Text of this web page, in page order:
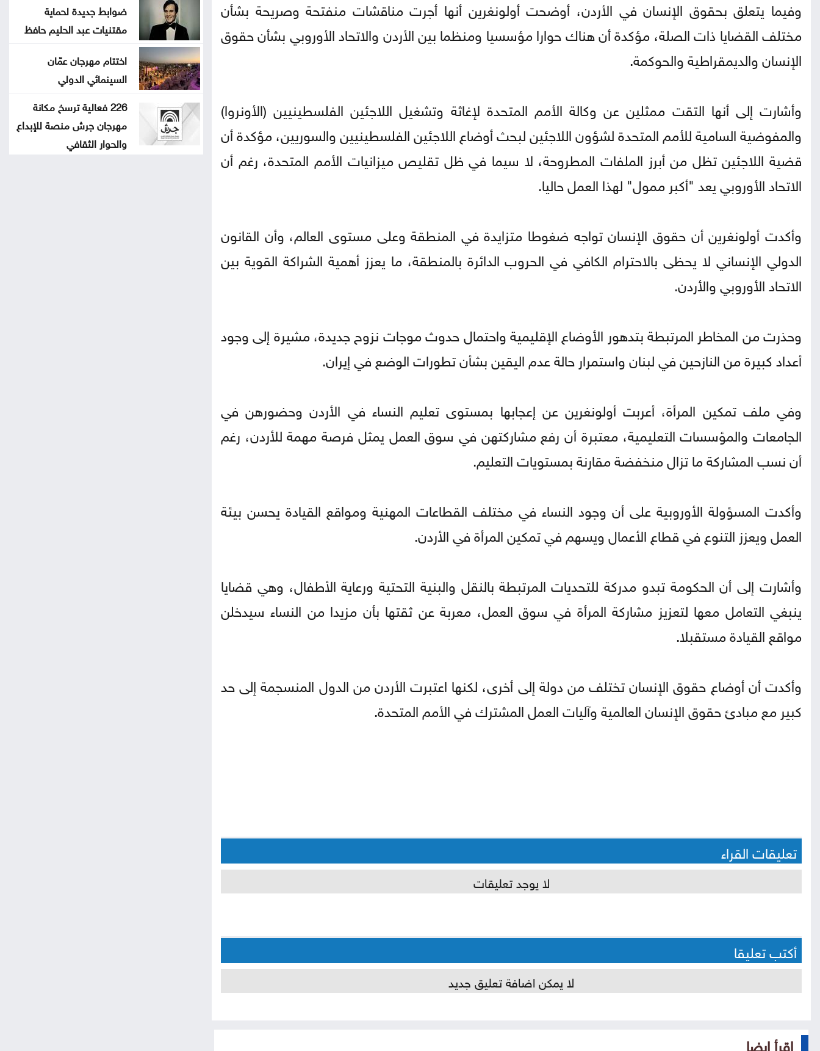
وفيما يتعلق بحقوق الإنسان في الأردن، أوضحت أولونغرين أنها أجرت مناقشات منفتحة وصريحة بشأن
مختلف القضايا ذات الصلة، مؤكدة أن هناك حوارا مؤسسيا ومنظما بين الأردن والاتحاد الأوروبي بشأن حقوق
الإنسان والديمقراطية والحوكمة.
وأشارت إلى أنها التقت ممثلين عن وكالة الأمم المتحدة لإغاثة وتشغيل اللاجئين الفلسطينيين (الأونروا)
والمفوضية السامية للأمم المتحدة لشؤون اللاجئين لبحث أوضاع اللاجئين الفلسطينيين والسوريين، مؤكدة أن
قضية اللاجئين تظل من أبرز الملفات المطروحة، لا سيما في ظل تقليص ميزانيات الأمم المتحدة، رغم أن
الاتحاد الأوروبي يعد "أكبر ممول" لهذا العمل حاليا.
وأكدت أولونغرين أن حقوق الإنسان تواجه ضغوطا متزايدة في المنطقة وعلى مستوى العالم، وأن القانون
الدولي الإنساني لا يحظى بالاحترام الكافي في الحروب الدائرة بالمنطقة، ما يعزز أهمية الشراكة القوية بين
الاتحاد الأوروبي والأردن.
وحذرت من المخاطر المرتبطة بتدهور الأوضاع الإقليمية واحتمال حدوث موجات نزوح جديدة، مشيرة إلى وجود
أعداد كبيرة من النازحين في لبنان واستمرار حالة عدم اليقين بشأن تطورات الوضع في إيران.
وفي ملف تمكين المرأة، أعربت أولونغرين عن إعجابها بمستوى تعليم النساء في الأردن وحضورهن في
الجامعات والمؤسسات التعليمية، معتبرة أن رفع مشاركتهن في سوق العمل يمثل فرصة مهمة للأردن، رغم
أن نسب المشاركة ما تزال منخفضة مقارنة بمستويات التعليم.
وأكدت المسؤولة الأوروبية على أن وجود النساء في مختلف القطاعات المهنية ومواقع القيادة يحسن بيئة
العمل ويعزز التنوع في قطاع الأعمال ويسهم في تمكين المرأة في الأردن.
وأشارت إلى أن الحكومة تبدو مدركة للتحديات المرتبطة بالنقل والبنية التحتية ورعاية الأطفال، وهي قضايا
ينبغي التعامل معها لتعزيز مشاركة المرأة في سوق العمل، معربة عن ثقتها بأن مزيدا من النساء سيدخلن
مواقع القيادة مستقبلا.
وأكدت أن أوضاع حقوق الإنسان تختلف من دولة إلى أخرى، لكنها اعتبرت الأردن من الدول المنسجمة إلى حد
كبير مع مبادئ حقوق الإنسان العالمية وآليات العمل المشترك في الأمم المتحدة.
تعليقات القراء
لا يوجد تعليقات
أكتب تعليقا
لا يمكن اضافة تعليق جديد
إقرأ ايضا
ضوابط جديدة لحماية
مقتنيات عبد الحليم حافظ
اختتام مهرجان عمّان
السينمائي الدولي
226 فعالية ترسخ مكانة
مهرجان جرش منصة للإبداع
والحوار الثقافي